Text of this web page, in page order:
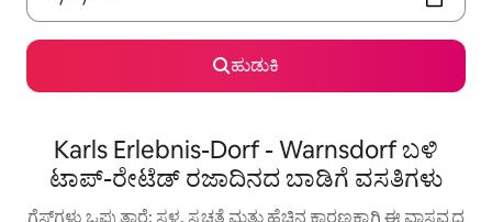
ಹುಡುಕಿ
Karls Erlebnis-Dorf - Warnsdorf ಬಳಿ
ಟಾಪ್-ರೇಟೆಡ್ ರಜಾದಿನದ ಬಾಡಿಗೆ ವಸತಿಗಳು
ಗೆಸ್ಟ್‌ಗಳು ಒಪ್ಪುತ್ತಾರೆ: ಸ್ಥಳ, ಸ್ವಚ್ಛತೆ ಮತ್ತು ಹೆಚ್ಚಿನ ಕಾರಣಕ್ಕಾಗಿ ಈ ವಾಸ್ತವ್ಯದ